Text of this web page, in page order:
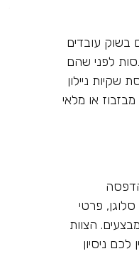
בשוק עובדים
לפני שהם
שקיות ניילון
או מלאי
פרטי
הצוות
ניסיון